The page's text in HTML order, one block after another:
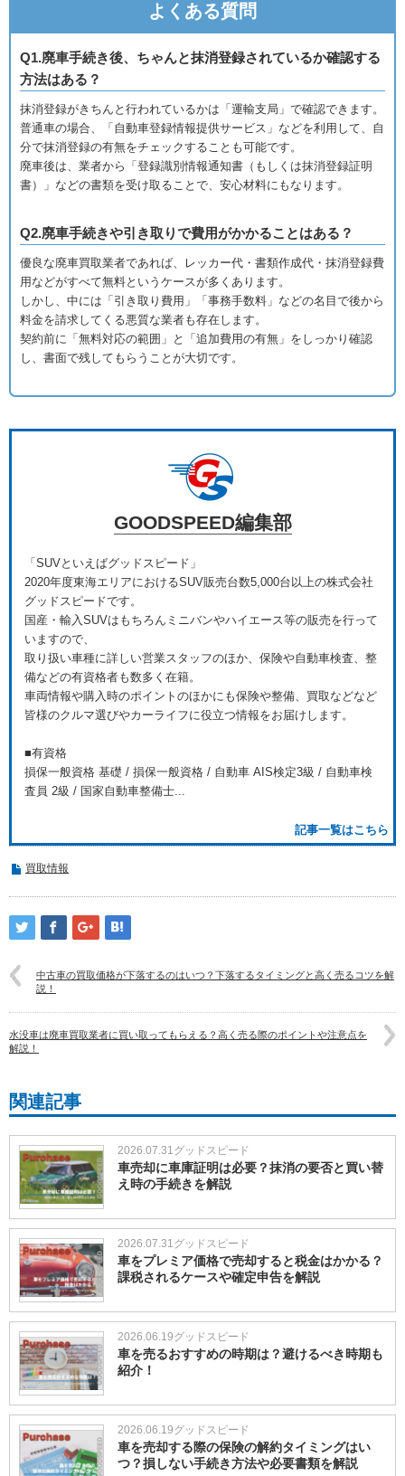
よくある質問
Q1.廃車手続き後、ちゃんと抹消登録されているか確認する
方法はある？
抹消登録がきちんと行われているかは「運輸支局」で確認できます。
普通車の場合、「自動車登録情報提供サービス」などを利用して、自
分で抹消登録の有無をチェックすることも可能です。
廃車後は、業者から「登録識別情報通知書（もしくは抹消登録証明
書）」などの書類を受け取ることで、安心材料にもなります。
Q2.廃車手続きや引き取りで費用がかかることはある？
優良な廃車買取業者であれば、レッカー代・書類作成代・抹消登録費
用などがすべて無料というケースが多くあります。
しかし、中には「引き取り費用」「事務手数料」などの名目で後から
料金を請求してくる悪質な業者も存在します。
契約前に「無料対応の範囲」と「追加費用の有無」をしっかり確認
し、書面で残してもらうことが大切です。
GOODSPEED編集部
「SUVといえばグッドスピード」
2020年度東海エリアにおけるSUV販売台数5,000台以上の株式会社
グッドスピードです。
国産・輸入SUVはもちろんミニバンやハイエース等の販売を行って
いますので、
取り扱い車種に詳しい営業スタッフのほか、保険や自動車検査、整
備などの有資格者も数多く在籍。
車両情報や購入時のポイントのほかにも保険や整備、買取などなど
皆様のクルマ選びやカーライフに役立つ情報をお届けします。
■有資格
損保一般資格 基礎 / 損保一般資格 / 自動車 AIS検定3級 / 自動車検
査員 2級 / 国家自動車整備士...
記事一覧はこちら
買取情報
中古車の買取価格が下落するのはいつ？下落するタイミングと高く売るコツを解
説！
水没車は廃車買取業者に買い取ってもらえる？高く売る際のポイントや注意点を
解説！
関連記事
2026.07.31 グッドスピード
車売却に車庫証明は必要？抹消の要否と買い替
え時の手続きを解説
2026.07.31 グッドスピード
車をプレミア価格で売却すると税金はかかる？
課税されるケースや確定申告を解説
2026.06.19グッドスピード
車を売るおすすめの時期は？避けるべき時期も
紹介！
2026.06.19グッドスピード
車を売却する際の保険の解約タイミングはい
つ？損しない手続き方法や必要書類を解説